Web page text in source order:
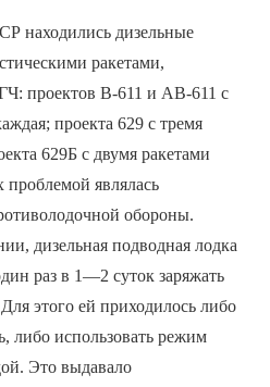
находились дизельные
ракетами,
проектов В-611 и АВ-611 с
проекта 629 с тремя
629Б с двумя ракетами
являлась
обороны.
дизельная подводная лодка
раз в 1—2 суток заряжать
этого ей приходилось либо
либо использовать режим
Это выдавало